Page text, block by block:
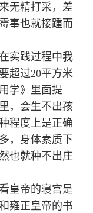
无精打采，差
事也就接踵而
实践过程中我
超过20平方米
学》里面提
，会生不出孩
程度上是正确
，身体素质下
也就种不出庄
皇帝的寝宫是
雍正皇帝的书